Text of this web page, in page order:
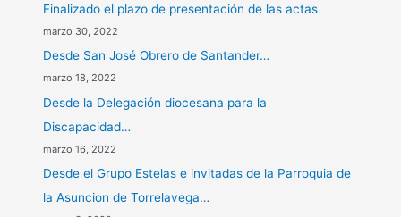
Finalizado el plazo de presentación de las actas
marzo 30, 2022
Desde San José Obrero de Santander…
marzo 18, 2022
Desde la Delegación diocesana para la
Discapacidad…
marzo 16, 2022
Desde el Grupo Estelas e invitadas de la Parroquia de
la Asuncion de Torrelavega…